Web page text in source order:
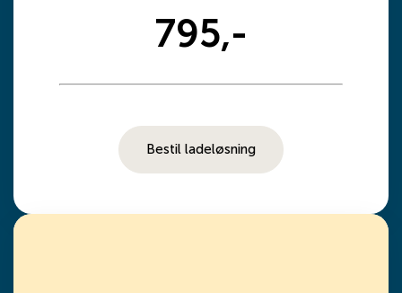
795,-
Bestil ladeløsning